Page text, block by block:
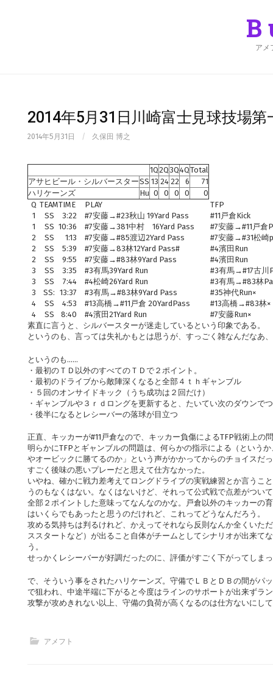
アメ
2014年5月31日川崎富士見球技場第
2014年5月31日 / 久保田 博之
1Q2Q3Q4QTotal
アサヒビール・シルバースターSS 13 24 22 6
71
ハリケーンズ
Hu 0 0 0 0
0
Q TEAMTIME PLAY
TFP
1
SS 3:22 #7安藤→#23秋山 19Yard Pass
#11戸倉Kick
1
SS 10:36 #7安藤→381中村 16Yard Pass
#7安藤→#11戸倉
2
SS 1:13 #7安藤→#85渡辺2Yard Pass
#7安藤→#31松崎
2
SS 5:39 #7安藤→83林12Yard Pass#
#4濱田Run
2
SS 9:55 #7安藤→#83林9Yard Pass
#4濱田Run
3
SS 3:35 #3有馬39Yard Run
#3有馬→#17古
3
SS 7:44 #4松崎26Yard Run
#3有馬→#83林
3
SS: 13:37 #3有馬→#83林9Yard Pass
#35神代Run×
4
SS 4:53 #13高橋→#11戸倉 20YardPass
#13高橋→#83林×
4
SS 8:40 #4濱田21Yard Run
#7安藤Run×
素直に言うと、シルバースターが迷走しているという印象である。
というのも、言っては失礼かもとは思うが、すっごく雑なんだなあ
というのも……
・最初のＴＤ以外のすべてのＴＤで２ポイント。
・最初のドライブから敵陣深くなると全部４ｔｈギャンブル
・５回のオンサイドキック（うち成功は２回だけ）
・ギャンブルや３ｒｄロングを更新すると、たいてい次のダウンで
・後半になるとレシーバーの落球が目立つ
正直、キッカーが#11戸倉なので、キッカー負傷によるTFP戦術上の
明らかにTFPとギャンブルの問題は、何らかの指示による（という
やオービックに勝てるのか」という声がかかってからのチョイスだ
すごく後味の悪いプレーだと思えて仕方なかった。
いやね、確かに戦力差考えてロングドライブの実戦練習とか言うこ
うのもなくはない。なくはないけど、それって公式戦で点差がつい
全部２ポイントした意味ってなんなのかな。戸倉以外のキッカーの
はいくらでもあったと思うのだけれど、これってどうなんだろう。
攻める気持ちは判るけれど、かえってそれなら反則なんか全くいた
ススタートなど）が出ること自体がチームとしてシナリオが出来て
う。
せっかくレシーバーが好調だったのに、評価がすごく下がってしま
で、そういう事をされたハリケーンズ。守備でＬＢとＤＢの間がパ
で狙われ、中途半端に下がると今度はラインのサポートが出来ずラ
攻撃が攻めきれない以上、守備の負荷が高くなるのは仕方ないにし
アメフト